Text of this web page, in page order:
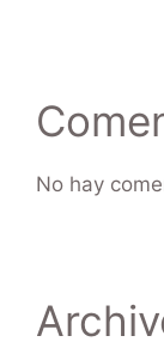
No hay